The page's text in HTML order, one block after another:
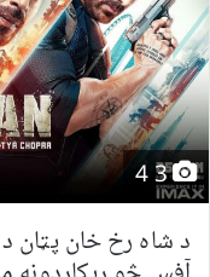
3 4
د شاه رخ خان پټان